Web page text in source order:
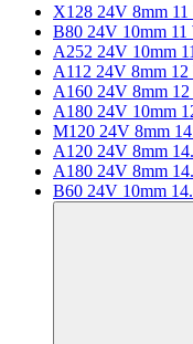
X128 24V 8mm
B80 24V 10mm 11
A252 24V 10mm
A112 24V 8mm 12
A160 24V 8mm
A180 24V 10mm
M120 24V 8mm
A120 24V 8mm
A180 24V 8mm
B60 24V 10mm